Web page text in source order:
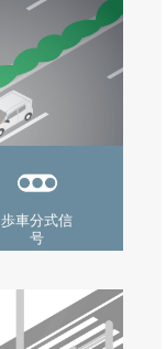
歩車分式信
号